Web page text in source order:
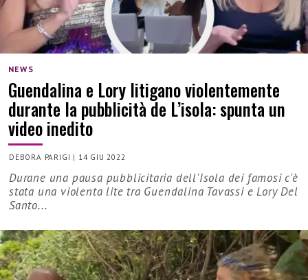
NEWS
Guendalina e Lory litigano violentemente
durante la pubblicità de L’isola: spunta un
video inedito
DEBORA PARIGI | 14 GIU 2022
Durane una pausa pubblicitaria dell'Isola dei famosi c'è
stata una violenta lite tra Guendalina Tavassi e Lory Del
Santo...